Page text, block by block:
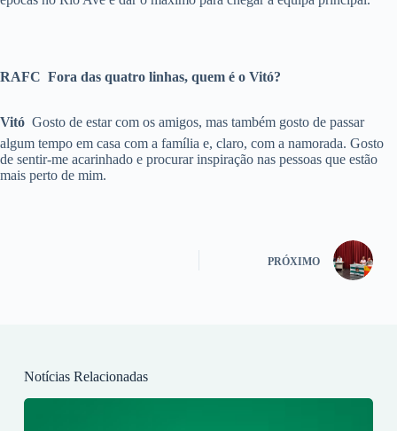
RAFC  Fora das quatro linhas, quem é o Vitó?
Vitó  Gosto de estar com os amigos, mas também gosto de passar
algum tempo em casa com a família e, claro, com a namorada. Gosto
de sentir-me acarinhado e procurar inspiração nas pessoas que estão
mais perto de mim.
PRÓXIMO
Notícias Relacionadas